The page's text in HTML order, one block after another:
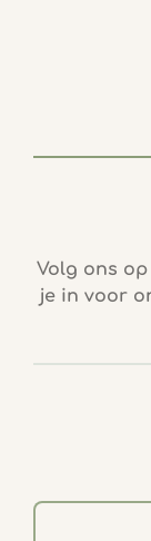
Volg ons
je in voor